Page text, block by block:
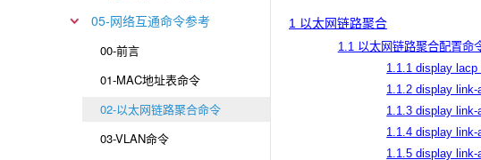
05-网络互通命令参考
00-前言
01-MAC地址表命令
02-以太网链路聚合命令
03-VLAN命令
1 以太网链路聚合
1.1 以太网链路聚合配置命
1.1.1 display lacp
1.1.2 display link-
1.1.3 display link-
1.1.4 display link-
1.1.5 display link-